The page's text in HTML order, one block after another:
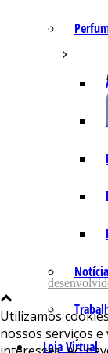
Loja Virtual
Utilizamos
nossos serviços